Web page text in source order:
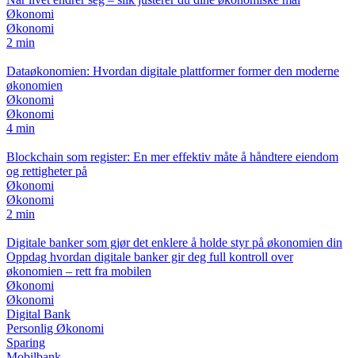
Økonomi
Økonomi
2 min
Dataøkonomien: Hvordan digitale plattformer former den moderne
økonomien
Økonomi
Økonomi
4 min
Blockchain som register: En mer effektiv måte å håndtere eiendom
og rettigheter på
Økonomi
Økonomi
2 min
Digitale banker som gjør det enklere å holde styr på økonomien din
Oppdag hvordan digitale banker gir deg full kontroll over
økonomien – rett fra mobilen
Økonomi
Økonomi
Digital Bank
Personlig Økonomi
Sparing